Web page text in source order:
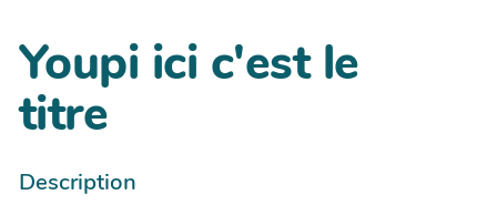
Youpi ici c'est le
titre
Description